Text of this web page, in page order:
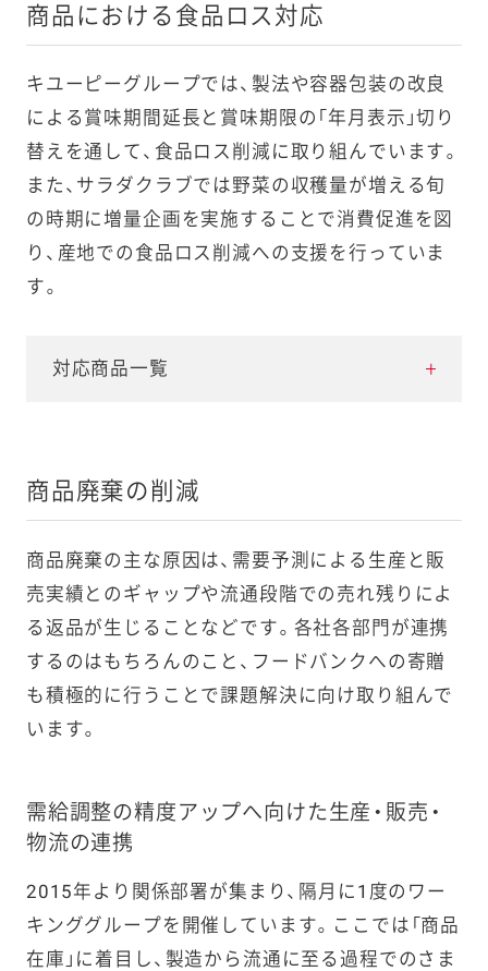
商品における食品ロス対応
キユーピーグループでは、製法や容器包装の改良
による賞味期間延長と賞味期限の「年月表示」切り
替えを通して、食品ロス削減に取り組んでいます。
また、サラダクラブでは野菜の収穫量が増える旬
の時期に増量企画を実施することで消費促進を図
り、産地での食品ロス削減への支援を行っていま
す。
対応商品一覧
時期
2025年
7月
キユーピー
マヨネーズ
50g、130g、
200g
キユーピー
（瓶）
リー（瓶）
12カ月から
13カ月に延
長、賞味期限
を年月表示
7月
ヨネーズ
13カ月に延
長、賞味期限
を年月表示
商品廃棄の削減
商品廃棄の主な原因は、需要予測による生産と販
売実績とのギャップや流通段階での売れ残りによ
る返品が生じることなどです。各社各部門が連携
するのはもちろんのこと、フードバンクへの寄贈
も積極的に行うことで課題解決に向け取り組んで
います。
需給調整の精度アップへ向けた生産・販売・
物流の連携
2015年より関係部署が集まり、隔月に1度のワー
キンググループを開催しています。ここでは「商品
在庫」に着目し、製造から流通に至る過程でのさま